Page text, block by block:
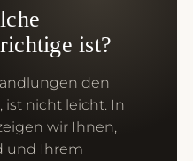
ist?
den
ist nicht leicht. In
wir Ihnen,
und Ihrem